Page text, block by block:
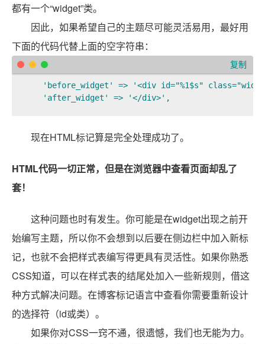
都有一个“widget”类。
因此，如果希望自己的主题尽可能灵活易用，最好用
下面的代码代替上面的空字符串：
'before_widget' => '<div id="%1$s"
    'after_widget' => '</div>',
复制
现在HTML标记算是完全处理成功了。
HTML代码一切正常，但是在浏览器中查看页面却乱了
套！
这种问题也时有发生。你可能是在widget出现之前开
始编写主题，所以你不会想到以后要在侧边栏中加入新标
记，也就不会把样式表编写得更具有灵活性。如果你熟悉
CSS知道，可以在样式表的结尾处加入一些新规则，借这
种方式解决问题。在博客标记语言中查看你需要重新设计
的选择符（id或类）。
如果你对CSS一窍不通，很遗憾，我们也无能为力。